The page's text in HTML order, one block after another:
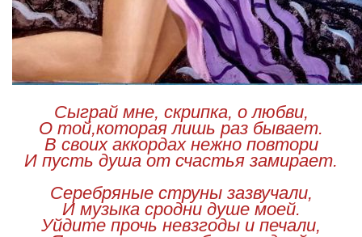
Сыграй мне, скрипка, о любви,
О той,которая лишь раз бывает.
В своих аккордах нежно повтори
И пусть душа от счастья замирает.
Серебряные струны зазвучали,
И музыка сродни душе моей.
Уйдите прочь невзгоды и печали,